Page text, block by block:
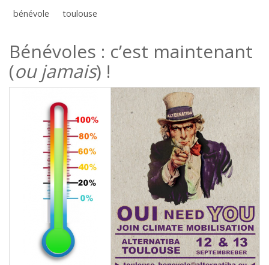
bénévole toulouse
Bénévoles : c’est maintenant
(ou jamais) !